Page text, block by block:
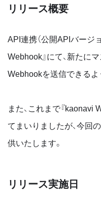
リリース概要
API連携（公開APIバージ
Webhook』にて、新たに
Webhookを送信できるよ
また、これまで『kaonavi
てまいりましたが、今回
供いたします。
リリース実施日